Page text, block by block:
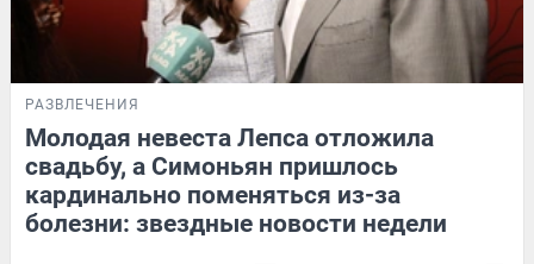
РАЗВЛЕЧЕНИЯ
Молодая невеста Лепса отложила
свадьбу, а Симоньян пришлось
кардинально поменяться из-за
болезни: звездные новости недели